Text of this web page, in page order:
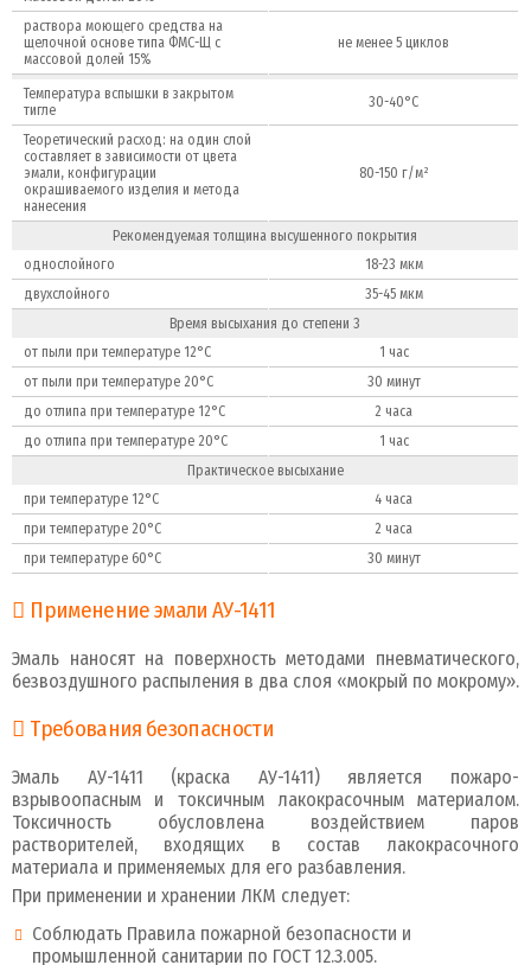
раствора моющего средства на
щелочной основе типа ФМС-Щ с
массовой долей 15%
не менее 5 циклов
Температура вспышки в закрытом
тигле
30-40°С
Теоретический расход: на один слой
составляет в зависимости от цвета
эмали, конфигурации
окрашиваемого изделия и метода
нанесения
80-150 г/м²
Рекомендуемая толщина высушенного покрытия
однослойного
18-23 мкм
двухслойного
35-45 мкм
Время высыхания до степени 3
от пыли при температуре 12°С
1 час
от пыли при температуре 20°С
30 минут
до отлипа при температуре 12°С
2 часа
до отлипа при температуре 20°С
1 час
Практическое высыхание
при температуре 12°С
4 часа
при температуре 20°С
2 часа
при температуре 60°С
30 минут
Применение эмали АУ-1411
Эмаль наносят на поверхность методами пневматического,
безвоздушного распыления в два слоя «мокрый по мокрому».
Требования безопасности
Эмаль АУ-1411 (краска АУ-1411) является пожаро-
взрывоопасным и токсичным лакокрасочным материалом.
Токсичность обусловлена воздействием паров
растворителей, входящих в состав лакокрасочного
материала и применяемых для его разбавления.
При применении и хранении ЛКМ следует:
Соблюдать Правила пожарной безопасности и
промышленной санитарии по ГОСТ 12.3.005.